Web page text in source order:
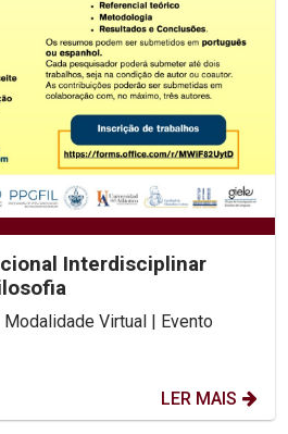
Interdisciplinar
Virtual | Evento
LER MAIS